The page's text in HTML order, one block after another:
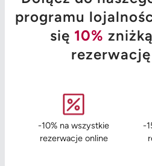
programu
się 10%
-10% na wszystkie
rezerwacje online
-